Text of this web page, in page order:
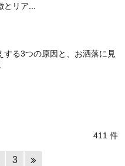
とリア...
する3つの原因と、お洒落に見
411 件
3